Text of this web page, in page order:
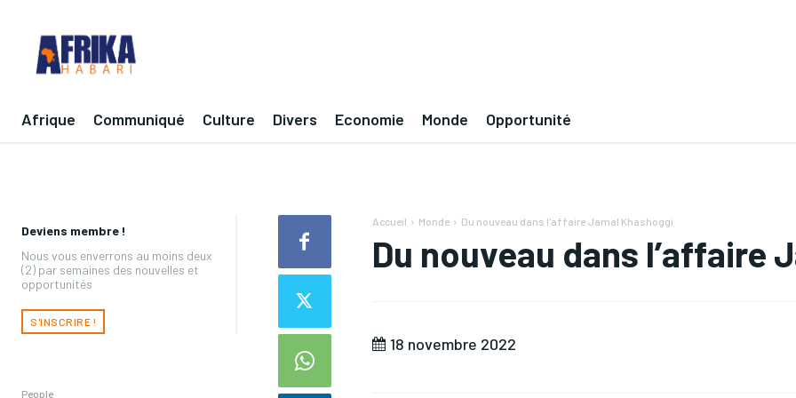
Afrique Communiqué Culture Divers Economie Monde Opportunité
Deviens membre !
Nous vous enverrons au moins deux
(2) par semaines des nouvelles et
opportunités
S'INSCRIRE !
People
Accueil Monde Du nouveau dans l'affaire Jamal Khashoggi
Du nouveau dans l’affaire
18 novembre 2022